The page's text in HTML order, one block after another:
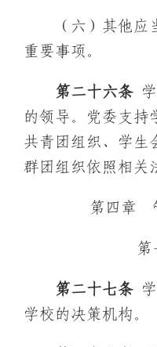
（六）其他
重要事项。
第二十六条
的领导。党委支持
共青团组织、学生
群团组织依照相关
第四章
第二十七条
学校的决策机构。